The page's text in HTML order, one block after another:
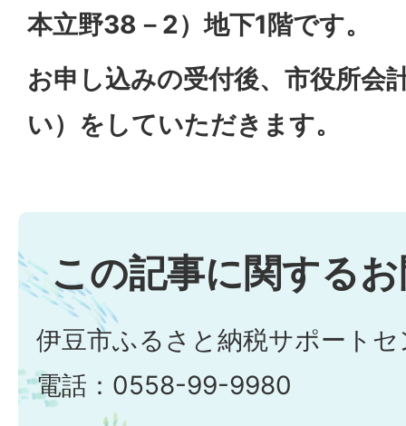
本立野38－2）地下1階です。
お申し込みの受付後、市役所会
い）をしていただきます。
この記事に関する
伊豆市ふるさと納税サポート
電話：0558-99-9980